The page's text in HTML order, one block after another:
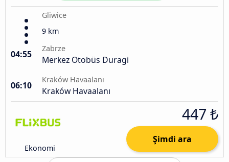
Gliwice
9 km
04:55
Zabrze
Merkez Otobüs Duragi
06:10
Kraków Havaalanı
Kraków Havaalanı
Ekonomi
447 ₺
Şimdi ara